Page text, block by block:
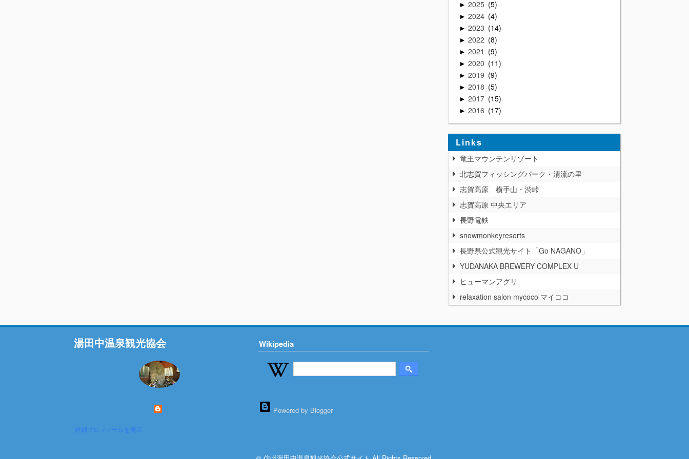
► 2025 5
► 2024 4
► 2023 14
► 2022 8
► 2021 9
► 2020 11
► 2019 9
► 2018 5
► 2017 15
► 2016 17
Links
竜王マウンテンリゾート
北志賀フィッシングパーク・清流の里
志賀高原 横手山・渋峠
志賀高原 中央エリア
長野電鉄
snowmonkeyresorts
長野県公式観光サイト「Go NAGANO」
YUDANAKA BREWERY COMPLEX U
ヒューマンアグリ
relaxation salon mycoco マイココ
湯田中温泉観光協会
詳細プロフィールを表示
Wikipedia
Powered by Blogger